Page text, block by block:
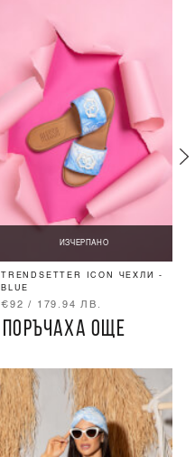
ИЗЧЕРПАНО
TRENDSETTER ICON ЧЕХЛИ -
BLUE
€92 / 179.94 ЛВ.
ОЩЕ